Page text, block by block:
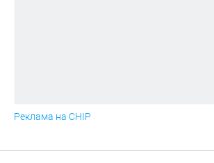
Реклама на CHIP